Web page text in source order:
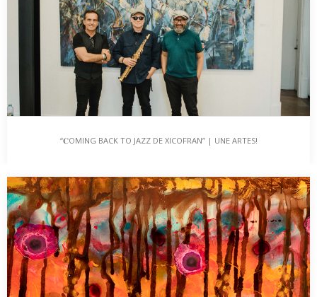
celebra-se…
“𝐂OMING BACK TO JAZZ DE XICOFRAN” | UNE
ARTES!
…
“𝐂OMING BACK TO JAZZ DE XICOFRAN” | UNE ARTES!